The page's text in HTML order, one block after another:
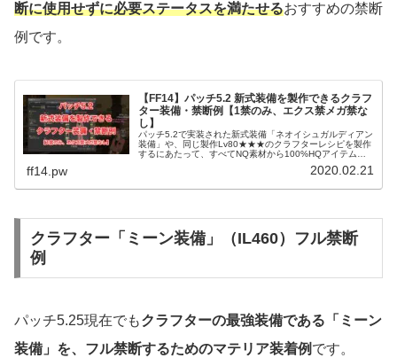
断に使用せずに必要ステータスを満たせるおすすめの禁断
例です。
【FF14】パッチ5.2 新式装備を製作できるクラフ
ター装備・禁断例【1禁のみ、エクス禁メガ禁な
し】
パッチ5.2で実装された新式装備「ネオイシュガルディアン
装備」や、同じ製作Lv80★★★のクラフターレシピを製作
するにあたって、すべてNQ素材から100%HQアイテムを
ff14.pw 2020.02.21
クラフター「ミーン装備」（IL460）フル禁断
例
パッチ5.25現在でもクラフターの最強装備である「ミーン
装備」を、フル禁断するためのマテリア装着例 です。